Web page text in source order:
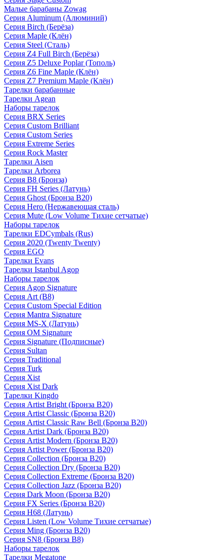
Малые барабаны Zowag
Серия Aluminum (Алюминий)
Серия Birch (Берёза)
Серия Maple (Клён)
Серия Steel (Сталь)
Серия Z4 Full Birch (Берёза)
Серия Z5 Deluxe Poplar (Тополь)
Серия Z6 Fine Maple (Клён)
Серия Z7 Premium Maple (Клён)
Тарелки барабанные
Тарелки Agean
Наборы тарелок
Серия BRX Series
Серия Custom Brilliant
Серия Custom Series
Серия Extreme Series
Серия Rock Master
Тарелки Aisen
Тарелки Arborea
Серия B8 (Бронза)
Серия FH Series (Латунь)
Серия Ghost (Бронза B20)
Серия Hero (Нержавеющая сталь)
Серия Mute (Low Volume Тихие сетчатые)
Наборы тарелок
Тарелки EDCymbals (Rus)
Серия 2020 (Twenty Twenty)
Серия EGO
Тарелки Evans
Тарелки Istanbul Agop
Наборы тарелок
Серия Agop Signature
Серия Art (B8)
Серия Custom Special Edition
Серия Mantra Signature
Серия MS-X (Латунь)
Серия OM Signature
Серия Signature (Подписные)
Серия Sultan
Серия Traditional
Серия Turk
Серия Xist
Серия Xist Dark
Тарелки Kingdo
Серия Artist Bright (Бронза B20)
Серия Artist Classic (Бронза B20)
Серия Artist Classic Raw Bell (Бронза B20)
Серия Artist Dark (Бронза B20)
Серия Artist Modern (Бронза B20)
Серия Artist Power (Бронза B20)
Серия Collection (Бронза B20)
Серия Collection Dry (Бронза B20)
Серия Collection Extreme (Бронза B20)
Серия Collection Jazz (Бронза B20)
Серия Dark Moon (Бронза B20)
Серия FX Series (Бронза B20)
Серия H68 (Латунь)
Серия Listen (Low Volume Тихие сетчатые)
Серия Ming (Бронза B20)
Серия SN8 (Бронза B8)
Наборы тарелок
Тарелки Megatone